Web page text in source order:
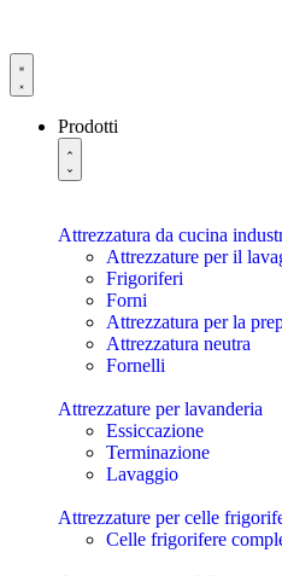
Prodotti
Attrezzatura da cucina
Attrezzature per il
Frigoriferi
Forni
Attrezzatura per la
Attrezzatura neutra
Fornelli
Attrezzature per lavanderia
Essiccazione
Terminazione
Lavaggio
Attrezzature per celle
Celle frigorifere